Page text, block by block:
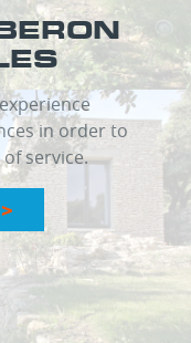
in order to
service.